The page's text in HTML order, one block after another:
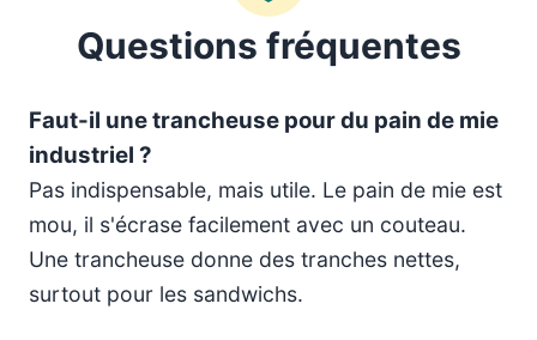
Questions fréquentes
Faut-il une trancheuse pour du pain de mie
industriel ?
Pas indispensable, mais utile. Le pain de mie est
mou, il s'écrase facilement avec un couteau.
Une trancheuse donne des tranches nettes,
surtout pour les sandwichs.